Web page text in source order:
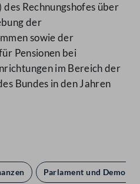
Rechnungshofes über
der
sowie der
Pensionen bei
im Bereich der
Bundes in den Jahren
Parlament und